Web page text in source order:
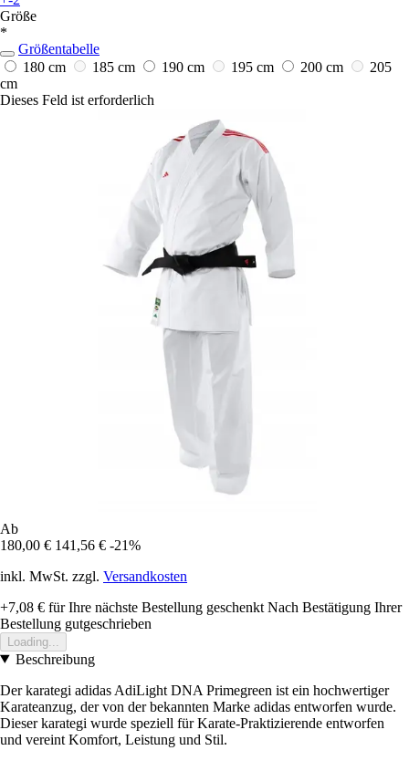
Größe
*
Größentabelle
180 cm
185 cm 190 cm 195 cm 200 cm
205
cm
Dieses Feld ist erforderlich
Ab
180,00 € 141,56 € -21%
inkl. MwSt. zzgl. Versandkosten
+7,08 € für Ihre nächste Bestellung geschenkt Nach Bestätigung Ihrer
Bestellung gutgeschrieben
Loading...
Beschreibung
Der karategi adidas AdiLight DNA Primegreen ist ein hochwertiger
Karateanzug, der von der bekannten Marke adidas entworfen wurde.
Dieser karategi wurde speziell für Karate-Praktizierende entworfen
und vereint Komfort, Leistung und Stil.